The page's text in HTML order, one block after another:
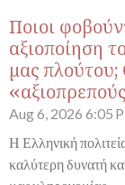
Ποιοι
αξιοποίηση
μας πλούτου;
Aug 6, 2026 6:05
Η Ελληνική
καλύτερη δυνατή